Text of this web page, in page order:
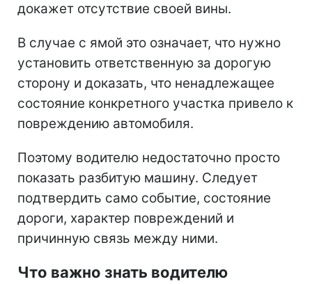
докажет отсутствие своей вины.
В случае с ямой это означает, что нужно
установить ответственную за дорогую
сторону и доказать, что ненадлежащее
состояние конкретного участка привело к
повреждению автомобиля.
Поэтому водителю недостаточно просто
показать разбитую машину. Следует
подтвердить само событие, состояние
дороги, характер повреждений и
причинную связь между ними.
Что важно знать водителю